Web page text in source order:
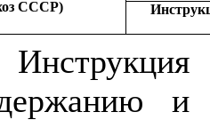
СССР)
Инс
Инструкция